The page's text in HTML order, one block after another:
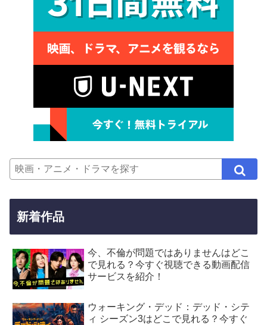
新着作品
今、不倫が問題ではありませんはどこ
で見れる？今すぐ視聴できる動画配信
サービスを紹介！
ウォーキング・デッド：デッド・シテ
ィ シーズン3はどこで見れる？今すぐ